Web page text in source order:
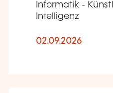
Informatik -
Intelligenz
02.09.2026